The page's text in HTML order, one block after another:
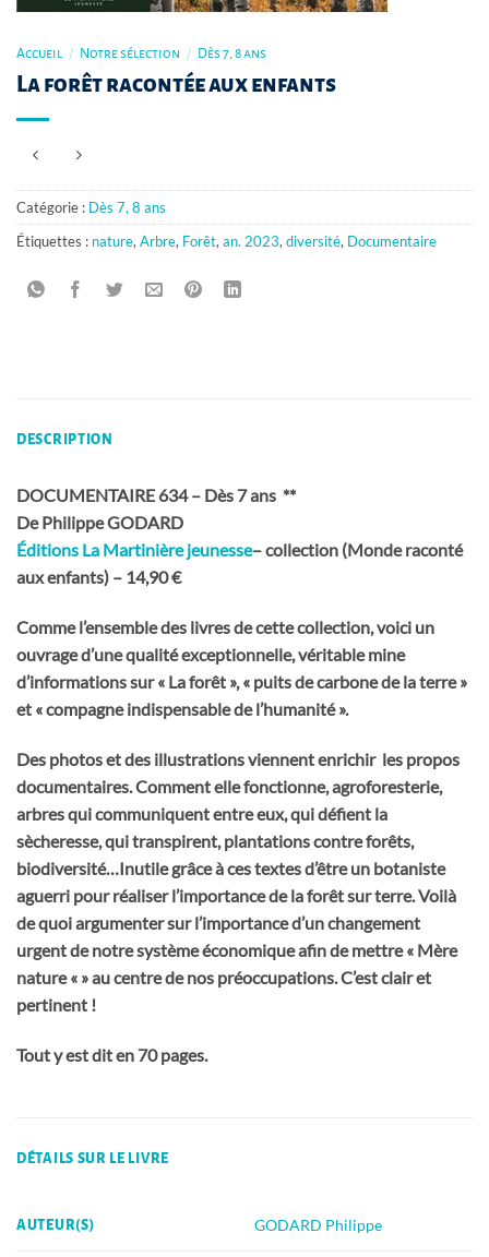
Accueil / Notre sélection / Dès 7, 8 ans
La forêt racontée aux enfants
Catégorie : Dès 7, 8 ans
Étiquettes : nature,Arbre, Forêt,an. 2023,diversité, Documentaire
DESCRIPTION
DOCUMENTAIRE 634 – Dès 7 ans **
De Philippe GODARD
Éditions La Martinière jeunesse– collection (Monde raconté
aux enfants) – 14,90 €
Comme l’ensemble des livres de cette collection, voici un
ouvrage d’une qualité exceptionnelle, véritable mine
d’informations sur « La forêt », « puits de carbone de la terre »
et « compagne indispensable de l’humanité ».
Des photos et des illustrations viennent enrichir les propos
documentaires. Comment elle fonctionne, agroforesterie,
arbres qui communiquent entre eux, qui défient la
sècheresse, qui transpirent, plantations contre forêts,
biodiversité…Inutile grâce à ces textes d’être un botaniste
aguerri pour réaliser l’importance de la forêt sur terre. Voilà
de quoi argumenter sur l’importance d’un changement
urgent de notre système économique afin de mettre « Mère
nature « » au centre de nos préoccupations. C’est clair et
pertinent !
Tout y est dit en 70 pages.
DÉTAILS SUR LE LIVRE
AUTEUR(S) GODARD Philippe